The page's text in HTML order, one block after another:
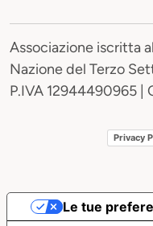
Associazione iscritta
Nazione del Terzo
P.IVA 12944490965 |
Privacy
Le tue